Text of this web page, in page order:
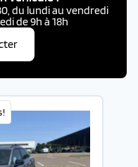
du lundi au vendredi
de 9h à 18h
!